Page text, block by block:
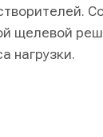
щелевой
нагрузки.